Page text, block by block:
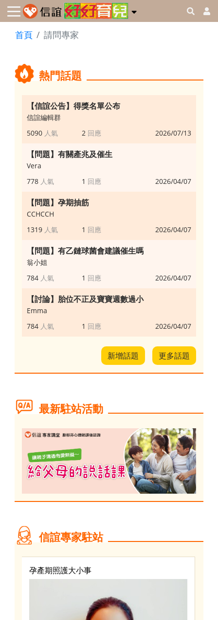
首頁 請問專家
熱門話題
5090
【信誼公告】得獎名單公布
2
信誼編輯群
2026/07/13
778
【問題】有關產兆及催生
1
Vera
2026/04/07
1319
【問題】孕期抽筋
1
CCHCCH
2026/04/07
784
【問題】有乙鏈球菌會建議催生嗎
1
翁小姐
2026/04/07
784
【討論】胎位不正及寶寶週數過小
1
Emma
2026/04/07
新增話題 更多話題
最新駐站活動
信誼專家駐站
孕產期照護大小事